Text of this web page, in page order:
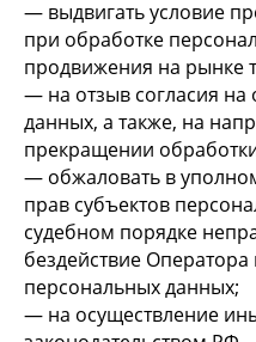
— выдвигать условие
при обработке
продвижения на рынке
— на отзыв согласия на
данных, а также, на
прекращении
— обжаловать в
прав субъектов
судебном порядке
бездействие
персональных данных;
— на осуществление